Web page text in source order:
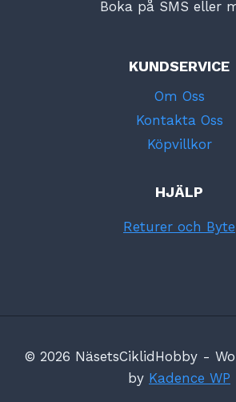
Boka på SMS eller
KUNDSERVICE
Om Oss
Kontakta Oss
Köpvillkor
HJÄLP
Returer och Byte
© 2026 NäsetsCiklidHobby -
by Kadence WP